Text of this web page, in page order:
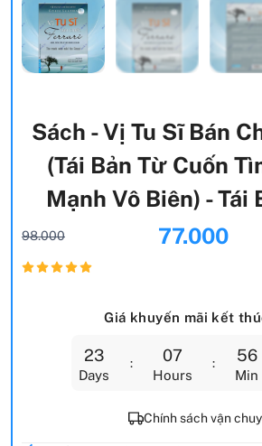
Sách - Vị Tu Sĩ Bán
(Tái Bản Từ Cuốn
Mạnh Vô Biên) - Tái
98.000 77.000
Giá khuyến mãi kết
23
Days
07
Hours
56
Min
Chính sách vận